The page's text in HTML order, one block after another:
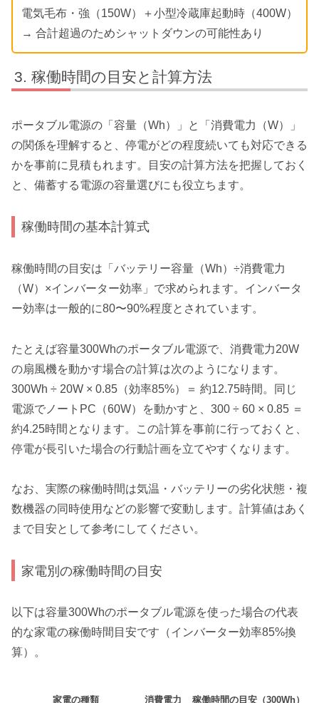
電気毛布・強（150W）＋小型冷蔵庫起動時（400W）
→ 合計超過のためシャットダウンの可能性あり
稼働時間の目安と計算方法
ポータブル電源の「容量（Wh）」と「消費電力（W）」
の関係を理解すると、停電がどの程度続いても対応できる
かを事前に見積もれます。目安の計算方法を把握しておく
と、備蓄する電源の容量選びにも役立ちます。
稼働時間の基本計算式
稼働時間の目安は「バッテリー容量（Wh）÷消費電力
（W）×インバーター効率」で求められます。インバータ
ー効率は一般的に80〜90%程度とされています。
たとえば容量300Whのポータブル電源で、消費電力20W
の扇風機を動かす場合の計算は次のようになります。
300Wh ÷ 20W × 0.85（効率85%）＝ 約12.75時間。同じ
電源でノートPC（60W）を動かすと、300 ÷ 60 × 0.85 ＝
約4.25時間となります。この計算を事前に行っておくと、
停電が長引いた場合の行動計画を立てやすくなります。
なお、実際の稼働時間は気温・バッテリーの劣化状態・複
数機器の同時使用などの影響で変動します。計算値はあく
まで目安として参考にしてください。
家電別の稼働時間の目安
以下は容量300Whのポータブル電源を使った場合の代表
的な家電の稼働時間目安です（インバーター効率85%換
算）。
家電の種類 消費電力 稼働時間の目安（300Wh）